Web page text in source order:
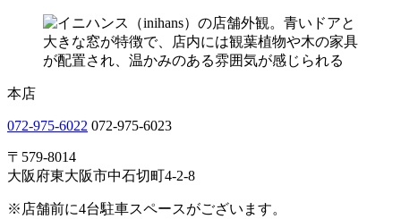
本店
072-975-6022 072-975-6023
〒579-8014
大阪府東大阪市中石切町4-2-8
※店舗前に4台駐車スペースがございます。